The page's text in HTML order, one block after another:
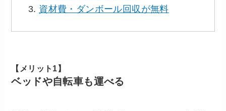
資材費・ダンボール回収が無料
【メリット1】
ベッドや自転車も運べる